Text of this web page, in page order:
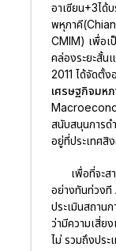
อาเซียน+3ได้
พหุภาคี
CMIM) เพื่อเ
คล่องระยะสั้น
2011 ได้จัดตั้ง
เศรษฐกิจมห
สนับสนุนการด
อยู่ที่ประเทศสิ
เพื่อที่จะส
อย่างทันท่วงที
ประเมินสถาน
ว่ามีความเสี่ย
ไม่ รวมถึงประ